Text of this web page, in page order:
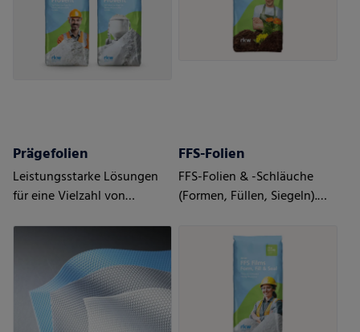
Prägefolien
Leistungsstarke Lösungen
für eine Vielzahl von
FFS-Folien
FFS-Folien & -Schläuche
(Formen, Füllen, Siegeln).
automatisierte Prozesse